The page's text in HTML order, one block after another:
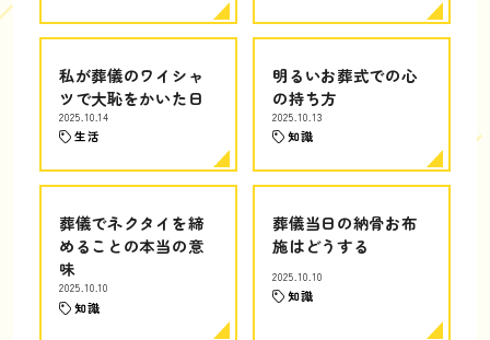
私が葬儀のワイシャ
ツで大恥をかいた日
2025.10.14
生活
明るいお葬式での心
の持ち方
2025.10.13
知識
葬儀でネクタイを締
めることの本当の意
味
2025.10.10
知識
葬儀当日の納骨お布
施はどうする
2025.10.10
知識